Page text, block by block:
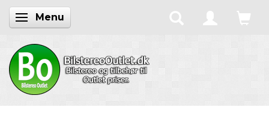
Skifte navigation
Menu